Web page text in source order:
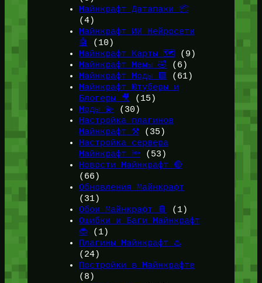
Майнкрафт Датапаки 📦
(4)
Майнкрафт ИИ Нейросети
🤖
(10)
Майнкрафт Карты 🗺️(9)
Майнкрафт Мемы 🤣 (6)
Майнкрафт Моды 🟩 (61)
Майнкрафт Ютуберы и
Блогеры 🎥
(15)
Моды 💫
(30)
Настройка плагинов
Майнкрафт ⚒️(35)
Настройка сервера
Майнкрафт 🔦 (53)
Новости Майнкрафт 🔴
(66)
Обновления Майнкрафт
(31)
Обои Майнкрафт 📔
(1)
Ошибки и Баги Майнкрафт
🐞(1)
Плагины Майнкрафт ♨️
(24)
Постройки в Майнкрафте
(8)